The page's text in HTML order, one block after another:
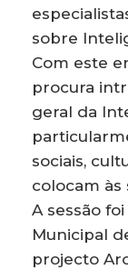
sobre
Com este
procura
geral da
sociais,
colocam às
A sessão
Municipal
projecto